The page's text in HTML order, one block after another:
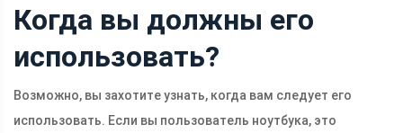
Когда вы должны его
использовать?
Возможно, вы захотите узнать, когда вам следует его
использовать. Если вы пользователь ноутбука, это